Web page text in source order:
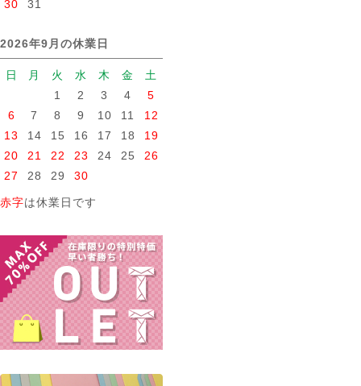
30 31
2026年9月の休業日
日 月 火 水 木 金
土
1
2 3 4
5
6
7 8 9 10 11
12
13
14 15 16 17 18
19
20
21 22 23 24 25
26
27
28 29 30
赤字は休業日です